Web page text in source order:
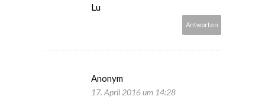
Lu
Antworten
Anonym
17. April 2016 um 14:28